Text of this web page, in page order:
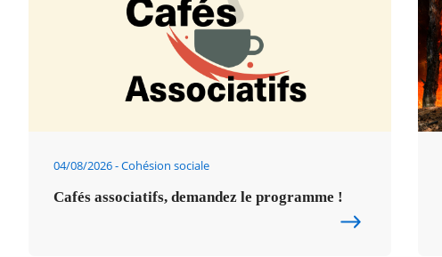
04/08/2026 Cohésion sociale
Cafés associatifs, demandez le programme !